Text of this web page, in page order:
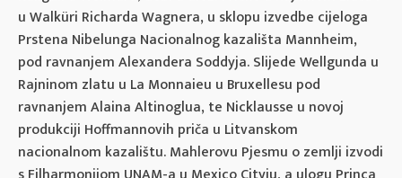
u Walküri Richarda Wagnera, u sklopu izvedbe cijeloga
Prstena Nibelunga Nacionalnog kazališta Mannheim,
pod ravnanjem Alexandera Soddyja. Slijede Wellgunda u
Rajninom zlatu u La Monnaieu u Bruxellesu pod
ravnanjem Alaina Altinoglua, te Nicklausse u novoj
produkciji Hoffmannovih priča u Litvanskom
nacionalnom kazalištu. Mahlerovu Pjesmu o zemlji izvodi